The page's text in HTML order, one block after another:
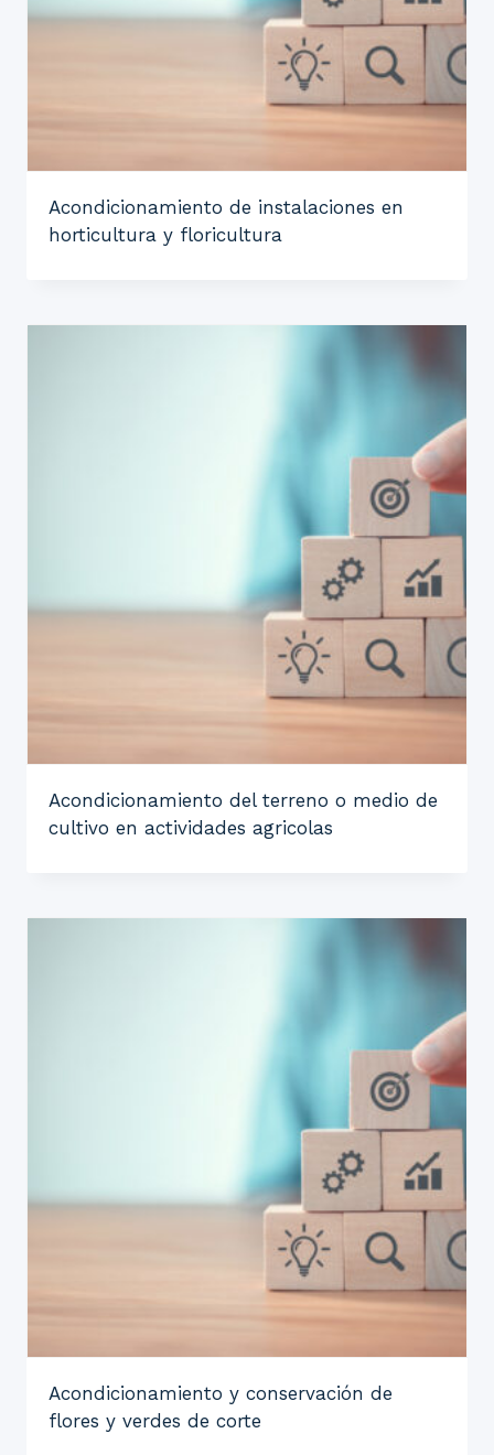
Acondicionamiento de instalaciones en
horticultura y floricultura
Acondicionamiento del terreno o medio de
cultivo en actividades agricolas
Acondicionamiento y conservación de
flores y verdes de corte